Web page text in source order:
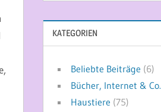
KATEGORIEN
Beliebte Beiträge (6)
Bücher, Internet & Co.
Haustiere (75)